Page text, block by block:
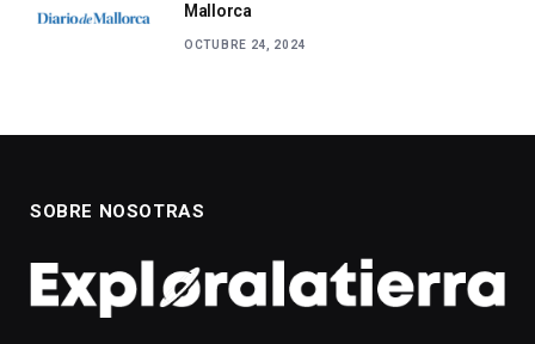
Mallorca
OCTUBRE 24, 2024
SOBRE NOSOTRAS